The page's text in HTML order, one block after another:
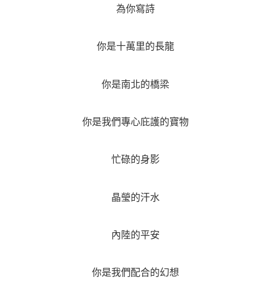
為你寫詩
你是十萬里的長龍
你是南北的橋梁
你是我們專心庇護的寶物
忙碌的身影
晶瑩的汗水
內陸的平安
你是我們配合的幻想